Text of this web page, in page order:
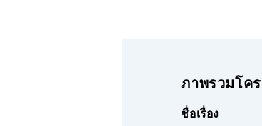
ภาพรวมโค
ชื่อเรื่อง